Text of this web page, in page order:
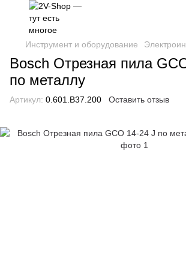
Инструмент и оборудование
Bosch Отрезная пила
по металлу
Артикул: 0.601.B37.200 Оставить отзыв